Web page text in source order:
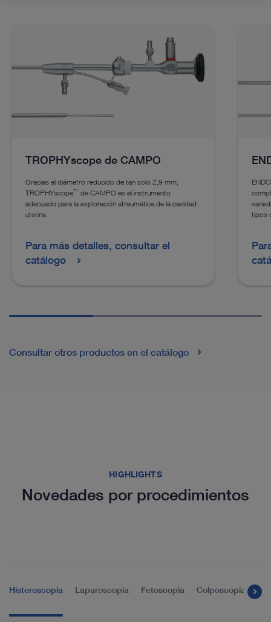
TROPHYscope de CAMPO
Gracias al diámetro reducido de tan solo 2,9 mm,
TROPHYscope™ de CAMPO es el instrumento
adecuado para la exploración atraumática de la cavidad
uterina.
Para más detalles, consultar el
catálogo
tipos
Consultar otros productos en el catálogo
HIGHLIGHTS
Novedades por procedimientos
Histeroscopia Laparoscopia Fetoscopia Colposcopia